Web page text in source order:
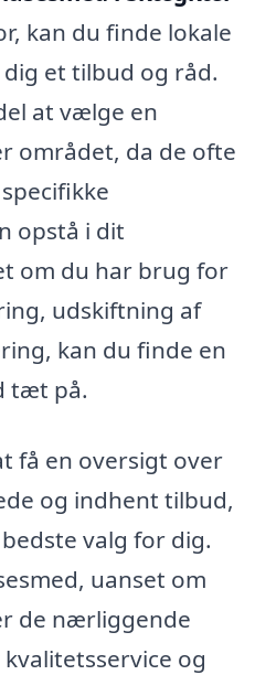
kan du finde lokale
et tilbud og råd.
at vælge en
området, da de ofte
opstå i dit
om du har brug for
udskiftning af
kan du finde en
tæt på.
få en oversigt over
og indhent tilbud,
valg for dig.
uanset om
de nærliggende
og